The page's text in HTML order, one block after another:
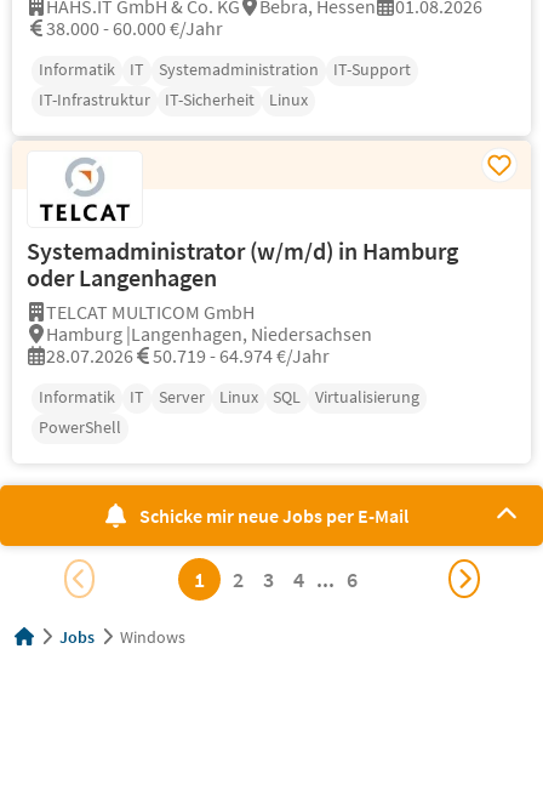
HAHS.IT GmbH & Co. KG Bebra, Hessen
01.08.2026
38.000 - 60.000 €/Jahr
Informatik IT Systemadministration
IT-Support
IT-Infrastruktur
IT-Sicherheit Linux
Systemadministrator (w/m/d) in Hamburg
oder Langenhagen
TELCAT MULTICOM GmbH
Hamburg |Langenhagen, Niedersachsen
28.07.2026
50.719 - 64.974 €/Jahr
Informatik IT Server Linux SQL
Virtualisierung
PowerShell
Schicke mir neue Jobs per E-Mail
1 2 3 4 ... 6
Jobs Windows